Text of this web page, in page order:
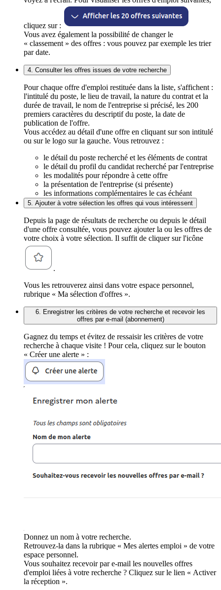
cliquez sur :
Vous avez également la possibilité de changer le
« classement » des offres : vous pouvez par exemple les trier
par date.
4. Consulter les offres issues de votre recherche
Pour chaque offre d'emploi restituée dans la liste, s'affichent :
l'intitulé du poste, le lieu de travail, la nature du contrat et la
durée de travail, le nom de l'entreprise si précisé, les 200
premiers caractères du descriptif du poste, la date de
publication de l'offre.
Vous accédez au détail d'une offre en cliquant sur son intitulé
ou sur le logo sur la gauche. Vous retrouvez :
le détail du poste recherché et les éléments de contrat
le détail du profil du candidat recherché par l'entreprise
les modalités pour répondre à cette offre
la présentation de l'entreprise (si présente)
les informations complémentaires le cas échéant
5. Ajouter à votre sélection les offres qui vous intéressent
Depuis la page de résultats de recherche ou depuis le détail
d'une offre consultée, vous pouvez ajouter la ou les offres de
votre choix à votre sélection. Il suffit de cliquer sur l'icône
.
Vous les retrouverez ainsi dans votre espace personnel,
rubrique « Ma sélection d'offres ».
6. Enregistrer les critères de votre recherche et recevoir les
offres par e-mail (abonnement)
Gagnez du temps et évitez de ressaisir les critères de votre
recherche à chaque visite ! Pour cela, cliquez sur le bouton
« Créer une alerte » :
Donnez un nom à votre recherche.
Retrouvez-la dans la rubrique « Mes alertes emploi » de votre
espace personnel.
Vous souhaitez recevoir par e-mail les nouvelles offres
d'emploi liées à votre recherche ? Cliquez sur le lien « Activer
la réception ».